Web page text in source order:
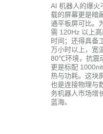
AI 机器人的爆火
载的屏幕更是暗
通平板屏可比。
需 120Hz 以上
时间；还得具备
万小时以上，宽
80℃环境，抗震
更是标配
热与功耗。这块
也是连接物理与
务机器人市场增
蓝海。